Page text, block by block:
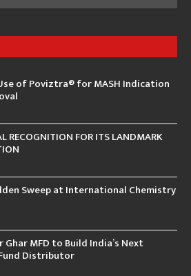
of Poviztra® for MASH Indication
RECOGNITION FOR ITS LANDMARK
Sweep at International Chemistry
Ghar MFD to Build India’s Next
Distributor